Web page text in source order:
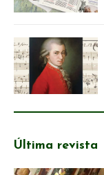
Última revista